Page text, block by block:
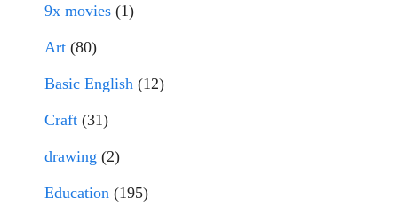
9x movies (1)
Art (80)
Basic English (12)
Craft (31)
drawing (2)
Education (195)